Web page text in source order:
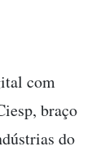
com
braço
do